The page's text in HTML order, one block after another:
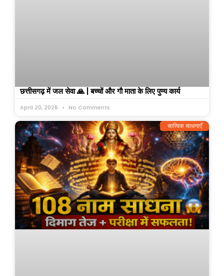
छत्तीसगढ़ में जल सेवा 🙏 | बच्चों और गौ माता के लिए पुण्य कार्य
April 20, 2026 No Comments
सात्विक साधनाएँ